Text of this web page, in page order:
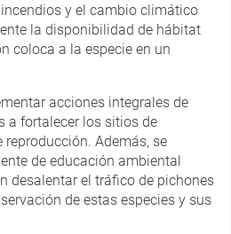
y el cambio climático
la disponibilidad de hábitat
coloca a la especie en un
acciones integrales de
a fortalecer los sitios de
Además, se
de educación ambiental
desalentar el tráfico de pichones
de estas especies y sus